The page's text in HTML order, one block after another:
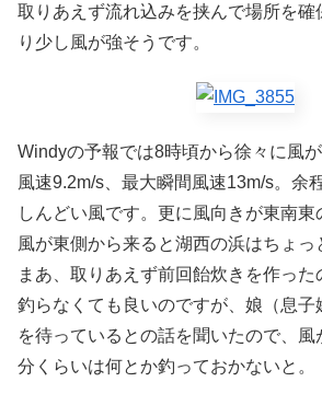
取りあえず流れ込みを挟んで場所を確
り少し風が強そうです。
Windyの予報では8時頃から徐々に風
風速9.2m/s、最大瞬間風速13m/s。余
しんどい風です。更に風向きが東南
風が東側から来ると湖西の浜はちょっ
まあ、取りあえず前回飴炊きを作っ
釣らなくても良いのですが、娘（息子
を待っているとの話を聞いたので、
分くらいは何とか釣っておかないと。